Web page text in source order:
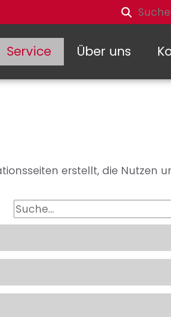
Service Über uns
erstellt, die Nutzen
Suche